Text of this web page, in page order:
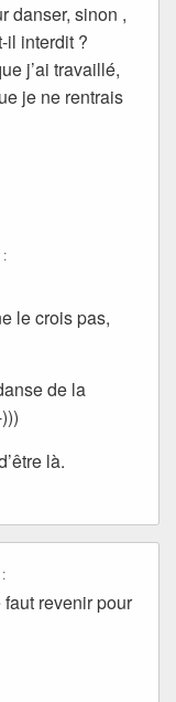
danser, sinon ,
il interdit ?
j’ai travaillé,
je ne rentrais
:
le crois pas,
de la
là.
faut revenir pour